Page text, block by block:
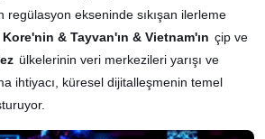
regülasyon ekseninde sıkışan ilerleme
Kore'nin & Tayvan'ın & Vietnam'ın çip ve
ülkelerinin veri merkezileri yarışı ve
ihtiyacı, küresel dijitalleşmenin temel